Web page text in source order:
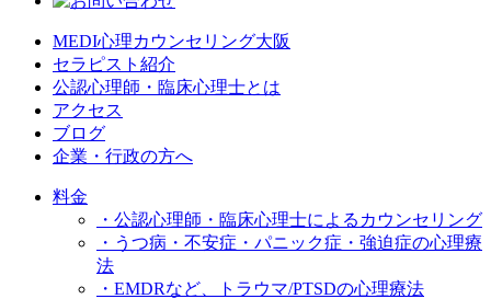
MEDI心理カウンセリング大阪
セラピスト紹介
公認心理師・臨床心理士とは
アクセス
ブログ
企業・行政の方へ
料金
・公認心理師・臨床心理士によるカウンセリング
・うつ病・不安症・パニック症・強迫症の心理療
法
・EMDRなど、トラウマ/PTSDの心理療法